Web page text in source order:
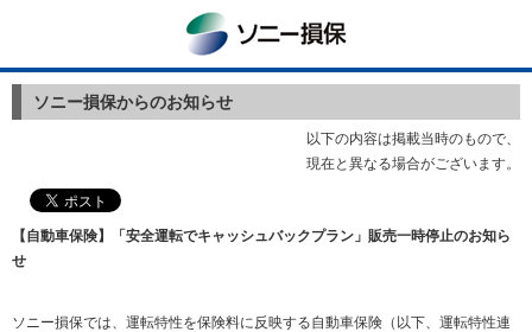
ソニー損保からのお知らせ
以下の内容は掲載当時のもので、
現在と異なる場合がございます。
【自動車保険】「安全運転でキャッシュバックプラン」販売一時停止のお知ら
せ
ソニー損保では、運転特性を保険料に反映する自動車保険（以下、運転特性連